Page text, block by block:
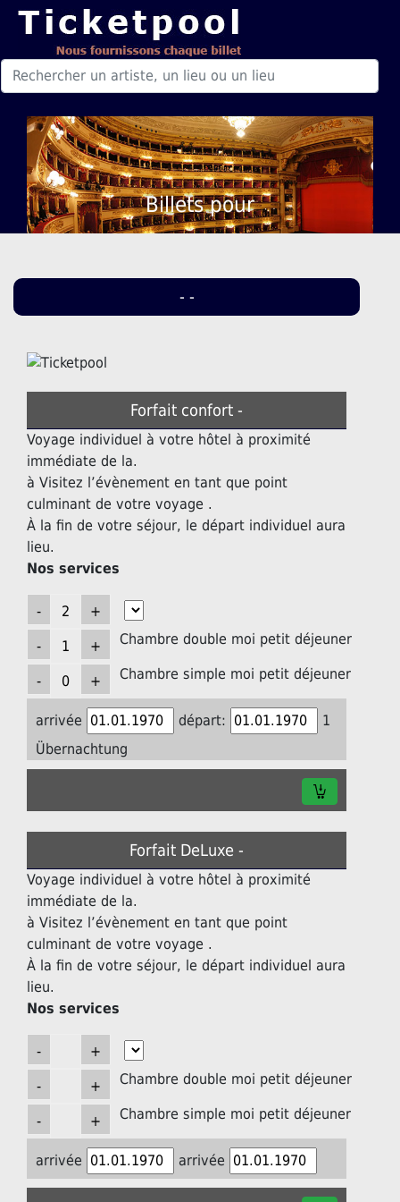
Billets pour
- -
Forfait confort -
Voyage individuel à votre hôtel à proximité
immédiate de la.
à Visitez l’évènement en tant que point
culminant de votre voyage .
À la fin de votre séjour, le départ individuel aura
lieu.
Nos services
Chambre double moi petit déjeuner
Chambre simple moi petit déjeuner
arrivée départ:
1
Übernachtung
Forfait DeLuxe -
Voyage individuel à votre hôtel à proximité
immédiate de la.
à Visitez l’évènement en tant que point
culminant de votre voyage .
À la fin de votre séjour, le départ individuel aura
lieu.
Nos services
Chambre double moi petit déjeuner
Chambre simple moi petit déjeuner
arrivée arrivée